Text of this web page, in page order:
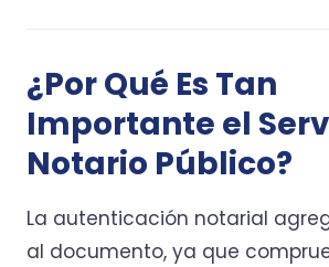
¿Por Qué Es Tan
Importante el
Notario Público?
La autenticación notarial
al documento, ya que